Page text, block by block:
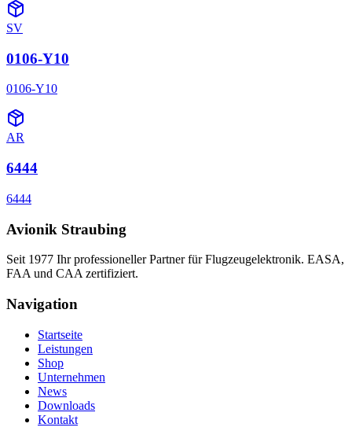
SV
0106-Y10
0106-Y10
AR
6444
6444
Avionik Straubing
Seit 1977 Ihr professioneller Partner für Flugzeugelektronik. EASA,
FAA und CAA zertifiziert.
Navigation
Startseite
Leistungen
Shop
Unternehmen
News
Downloads
Kontakt